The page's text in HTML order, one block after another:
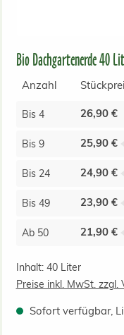
Bio Dachgartenerde 40
Anzahl
Bis 4 26,90 €
Bis 9 25,90 €
Bis 24 24,90 €
Bis 49 23,90 €
Ab 50 21,90 €
Inhalt: 40 Liter
Preise inkl. MwSt. zzgl.
Sofort verfügbar,